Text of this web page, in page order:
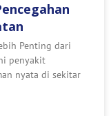
Penting dari
penyakit
nyata di sekitar